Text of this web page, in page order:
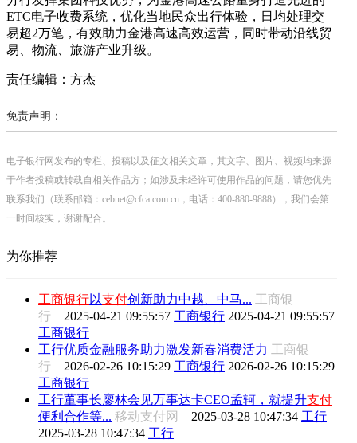
ETC电子收费系统，优化当地民众出行体验，日均处理交
易超2万笔，有效助力金港高速高效运营，同时带动沿线贸
易、物流、旅游产业升级。
责任编辑：方杰
免责声明：
电子银行网发布的专栏、投稿以及征文相关文章，其文字、图片、视频均来源
于作者投稿或转载自相关作品方；如涉及未经许可使用作品的问题，请您优先
联系我们（联系邮箱：cebnet@cfca.com.cn，电话：400-880-9888），我们会第
一时间核实，谢谢配合。
为你推荐
工商银行以支付创新助力中越、中马... 工商银
行 2025-04-21 09:55:57 工商银行 2025-04-21 09:55:57
工商银行
工行优质金融服务助力激发新春消费活力 工商银
行 2026-02-26 10:15:29 工商银行 2026-02-26 10:15:29
工商银行
工行董事长廖林会见万事达卡CEO孟轲，就提升支付
便利合作等... 移动支付网 2025-03-28 10:47:34 工行
2025-03-28 10:47:34 工行